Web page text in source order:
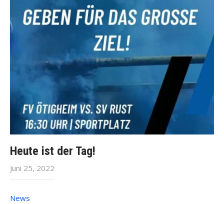
Heute ist der Tag!
Juni 25, 2022
News